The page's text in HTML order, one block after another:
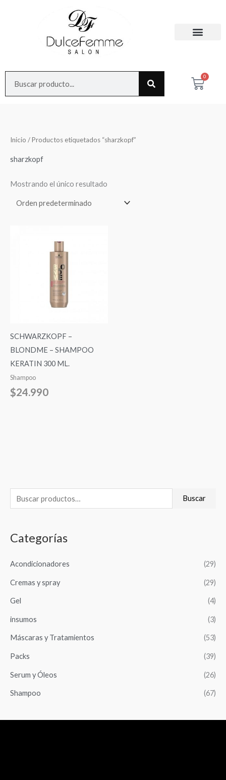
0
Cart
u
c
r
p
o
Buscar
Categorías
Acondicionadores (29)
Cremas y spray (29)
Gel (4)
insumos (3)
Máscaras y Tratamientos (53)
Packs (39)
Serum y Óleos (26)
Shampoo (67)
Inicio / Productos etiquetados “sharzkopf”
sharzkopf
Mostrando el único resultado
SCHWARZKOPF –
BLONDME – SHAMPOO
KERATIN 300 ML.
Shampoo
$24.990